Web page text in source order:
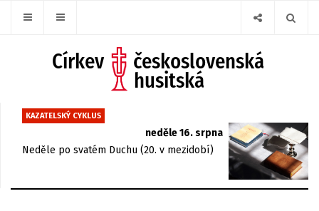
KAZATELSKÝ CYKLUS
neděle 16. srpna
Neděle po svatém Duchu (20. v mezidobí)